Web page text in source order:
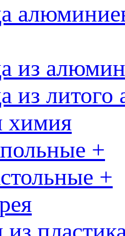
из
из
химия
+
+